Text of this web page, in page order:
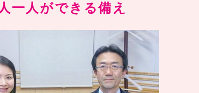
一人ができる備え